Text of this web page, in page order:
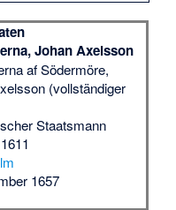
Johan Axelsson
af Södermöre,
(vollständiger
Staatsmann
1657